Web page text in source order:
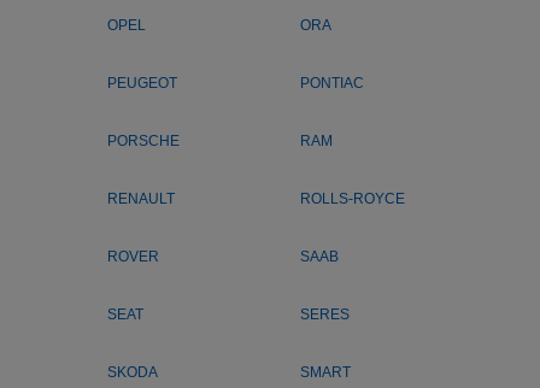
OPEL ORA
PEUGEOT PONTIAC
PORSCHE RAM
RENAULT ROLLS-ROYCE
ROVER SAAB
SEAT SERES
SKODA SMART